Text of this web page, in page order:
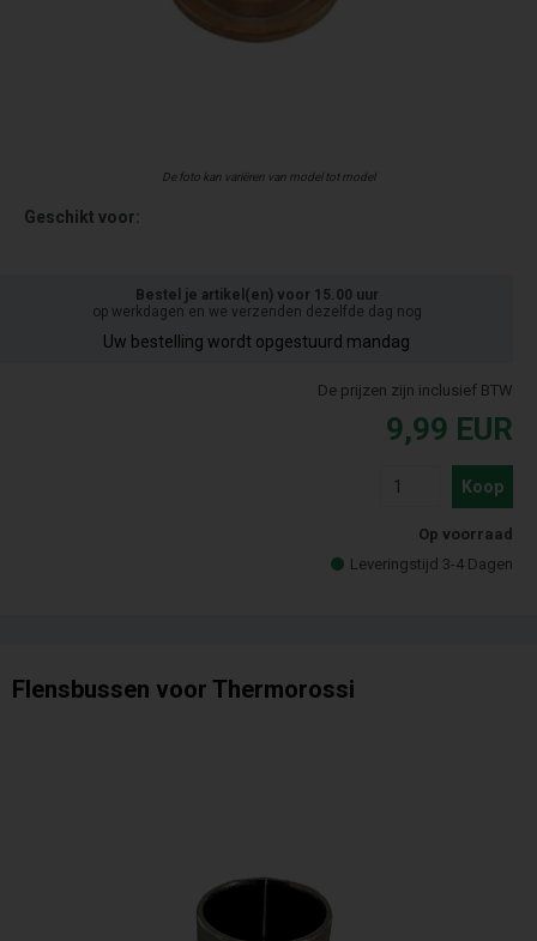
De foto kan variëren van model tot model
Geschikt voor:
Bestel je artikel(en) voor 15.00 uur
op werkdagen en we verzenden dezelfde dag nog
Uw bestelling wordt opgestuurd mandag
De prijzen zijn inclusief BTW
9,99 EUR
Koop
Op voorraad
Leveringstijd 3-4 Dagen
Flensbussen voor Thermorossi